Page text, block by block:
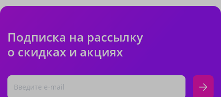
Подписка на рассылку
о скидках и акциях